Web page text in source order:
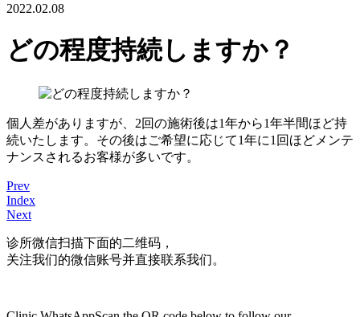
2022.02.08
どの程度持続しますか？
個人差がありますが、2回の施術後は1年から1年半間ほど持
続いたします。その後はご希望に応じて1年に1回ほどメンテ
ナンスされるお客様が多いです。
Prev
Index
Next
诊所微信扫描下面的二维码，
关注我们的微信账号并直接联系我们。